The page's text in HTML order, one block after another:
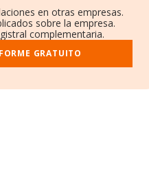
en otras empresas.
sobre la empresa.
complementaria.
GRATUITO